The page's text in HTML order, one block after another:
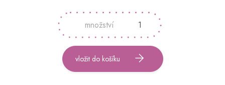
cena:
vložit do košíku